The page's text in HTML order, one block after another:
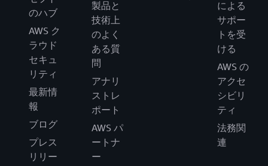
のハブ
AWS ク
ラウド
セキュ
リティ
最新情
報
ブログ
プレス
リリー
製品と
技術上
のよく
ある質
問
アナリ
ストレ
ポート
AWS パ
ートナ
ー
による
サポー
トを受
ける
AWS の
アクセ
シビリ
ティ
法務関
連